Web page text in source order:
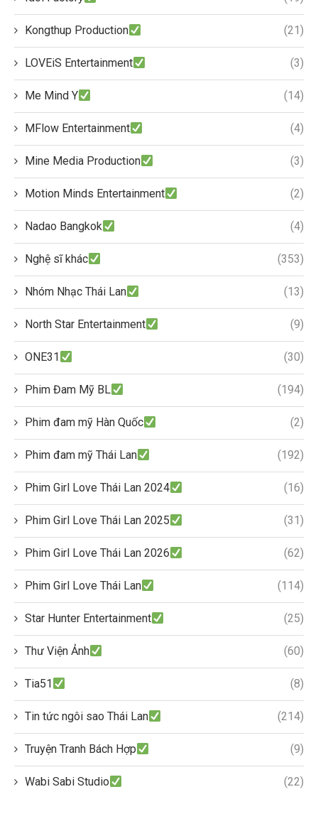
Kongthup Production (21)
LOVEiS Entertainment (3)
Me Mind Y (14)
MFlow Entertainment (4)
Mine Media Production (3)
Motion Minds Entertainment (2)
Nadao Bangkok (4)
Nghệ sĩ khác (353)
Nhóm Nhạc Thái Lan (13)
North Star Entertainment (9)
ONE31 (30)
Phim Đam Mỹ BL (194)
Phim đam mỹ Hàn Quốc (2)
Phim đam mỹ Thái Lan (192)
Phim Girl Love Thái Lan 2024 (16)
Phim Girl Love Thái Lan 2025 (31)
Phim Girl Love Thái Lan 2026 (62)
Phim Girl Love Thái Lan (114)
Star Hunter Entertainment (25)
Thư Viện Ảnh (60)
Tia51 (8)
Tin tức ngôi sao Thái Lan (214)
Truyện Tranh Bách Hợp (9)
Wabi Sabi Studio (22)